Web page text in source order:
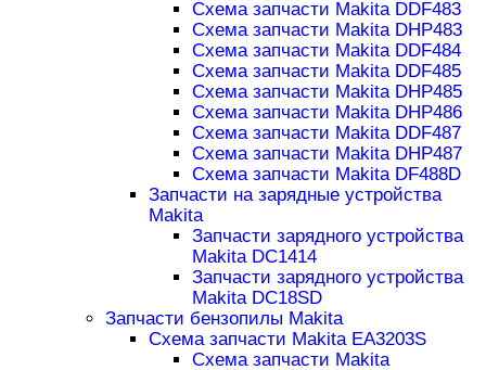
Схема запчасти Makita DDF483
Схема запчасти Makita DHP483
Схема запчасти Makita DDF484
Схема запчасти Makita DDF485
Схема запчасти Makita DHP485
Схема запчасти Makita DHP486
Схема запчасти Makita DDF487
Схема запчасти Makita DHP487
Схема запчасти Makita DF488D
Запчасти на зарядные устройства
Makita
Запчасти зарядного устройства
Makita DC1414
Запчасти зарядного устройства
Makita DC18SD
Запчасти бензопилы Makita
Схема запчасти Makita EA3203S
Схема запчасти Makita